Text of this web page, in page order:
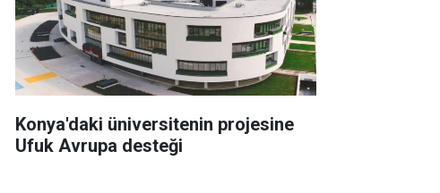
Konya'daki üniversitenin projesine
Ufuk Avrupa desteği